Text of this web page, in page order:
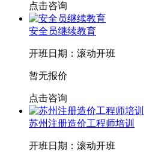
点击咨询
安全员继续教育
开班日期：滚动开班
暂无报价
点击咨询
苏州注册造价工程师培训
开班日期：滚动开班